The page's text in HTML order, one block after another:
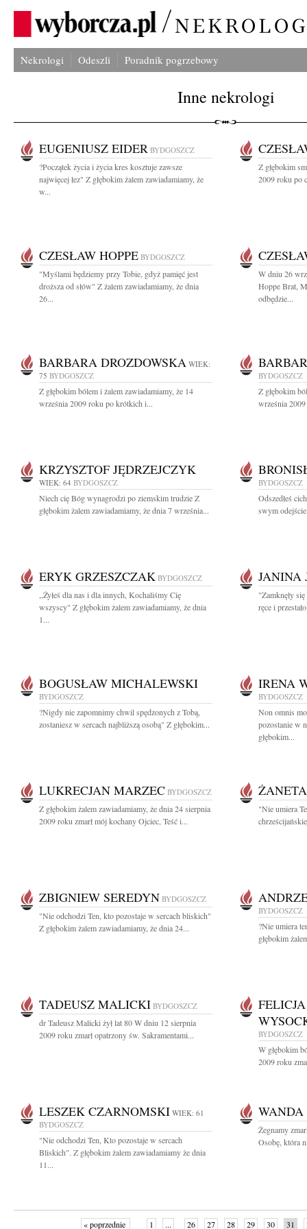
Nekrologi Odeszli Poradnik pogrzebowy
Inne nekrologi
EUGENIUSZ EIDER BYDGOSZCZ
?Początek życia i życia kres kosztuje zawsze
najwięcej łez" Z głębokim żalem zawiadamiamy, że
w...
Z głębokim
2009 roku po
CZESŁAW HOPPE BYDGOSZCZ
"Myślami będziemy przy Tobie, gdyż pamięć jest
droższa od słów" Z żalem zawiadamiamy, że dnia
26...
W dniu 26
Hoppe Brat,
odbędzie...
BARBARA DROZDOWSKA WIEK:
75 BYDGOSZCZ
Z głębokim bólem i żalem zawiadamiamy, że 14
września 2009 roku po krótkich i...
BYDGOSZCZ
Z głębokim
września
KRZYSZTOF JĘDRZEJCZYK
WIEK: 64 BYDGOSZCZ
Niech cię Bóg wynagrodzi po ziemskim trudzie Z
głębokim żalem zawiadamiamy, że dnia 7 września...
BYDGOSZCZ
Odszedłeś
swym
ERYK GRZESZCZAK BYDGOSZCZ
,,Żyłeś dla nas i dla innych, Kochaliśmy Cię
wszyscy" Z głębokim żalem zawiadamiamy, że dnia
1...
JANINA
"Zamknęły
ręce i
BOGUSŁAW MICHALEWSKI
BYDGOSZCZ
?Nigdy nie zapomnimy chwil spędzonych z Tobą,
zostaniesz w sercach najbliższą osobą" Z głębokim...
IRENA
BYDGOSZCZ
Non omnis
pozostanie w
głębokim...
LUKRECJAN MARZEC BYDGOSZCZ
Z głębokim żalem zawiadamiamy, że dnia 24 sierpnia
2009 roku zmarł mój kochany Ojciec, Teść i...
"Nie umiera
ZBIGNIEW SEREDYN BYDGOSZCZ
"Nie odchodzi Ten, kto pozostaje w sercach bliskich"
Z głębokim żalem zawiadamiamy, że dnia 24...
BYDGOSZCZ
?Nie umiera
głębokim
TADEUSZ MALICKI BYDGOSZCZ
dr Tadeusz Malicki żył lat 80 W dniu 12 sierpnia
2009 roku zmarł opatrzony św. Sakramentami...
BYDGOSZCZ
W głębokim
2009 roku
LESZEK CZARNOMSKI WIEK: 61
BYDGOSZCZ
"Nie odchodzi Ten, Kto pozostaje w sercach
Bliskich". Z głębokim żalem zawiadamiamy że dnia
11...
Żegnamy
Osobę, która
« poprzednie 1 ... 26 27 28 29 30 31